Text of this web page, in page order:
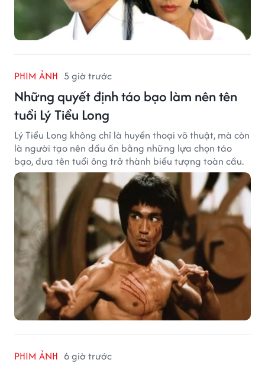
PHIM ẢNH 5 giờ trước
Những quyết định táo bạo làm nên tên
tuổi Lý Tiểu Long
Lý Tiểu Long không chỉ là huyền thoại võ thuật, mà còn
là người tạo nên dấu ấn bằng những lựa chọn táo
bạo, đưa tên tuổi ông trở thành biểu tượng toàn cầu.
PHIM ẢNH 6 giờ trước